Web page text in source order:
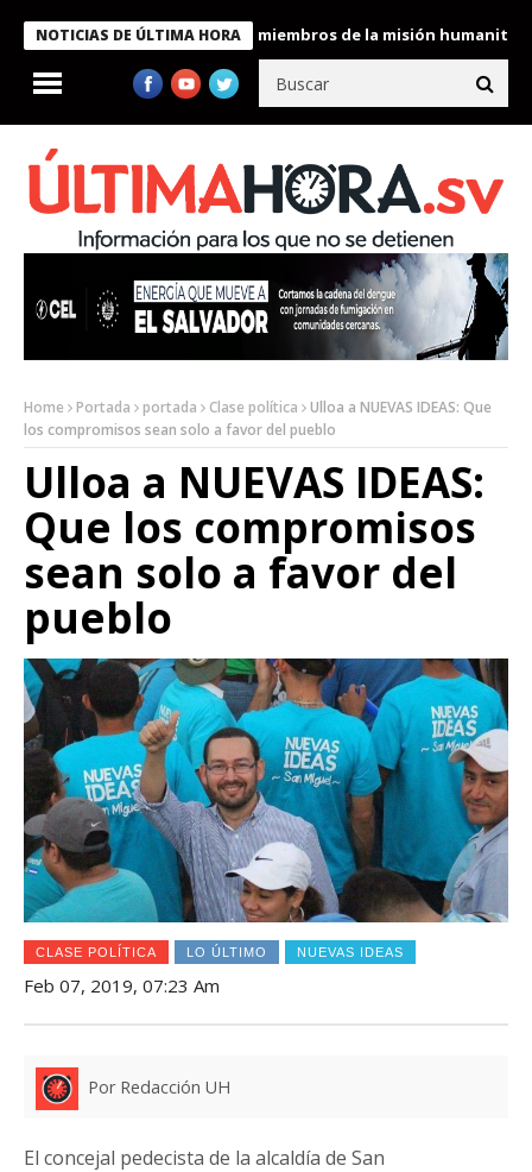
NOTICIAS DE ÚLTIMA HORA
Bukele condecora a miembros de la misión humanitaria
Home Portada portada Clase política
Ulloa a NUEVAS IDEAS: Que
los compromisos sean solo a favor del pueblo
Ulloa a NUEVAS IDEAS:
Que los compromisos
sean solo a favor del
pueblo
CLASE POLÍTICA LO ÚLTIMO NUEVAS IDEAS
Feb 07, 2019, 07:23 Am
Por Redacción UH
El concejal pedecista de la alcaldía de San